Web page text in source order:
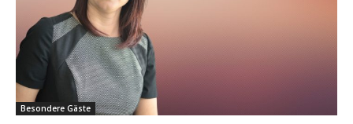
Besondere Gäste